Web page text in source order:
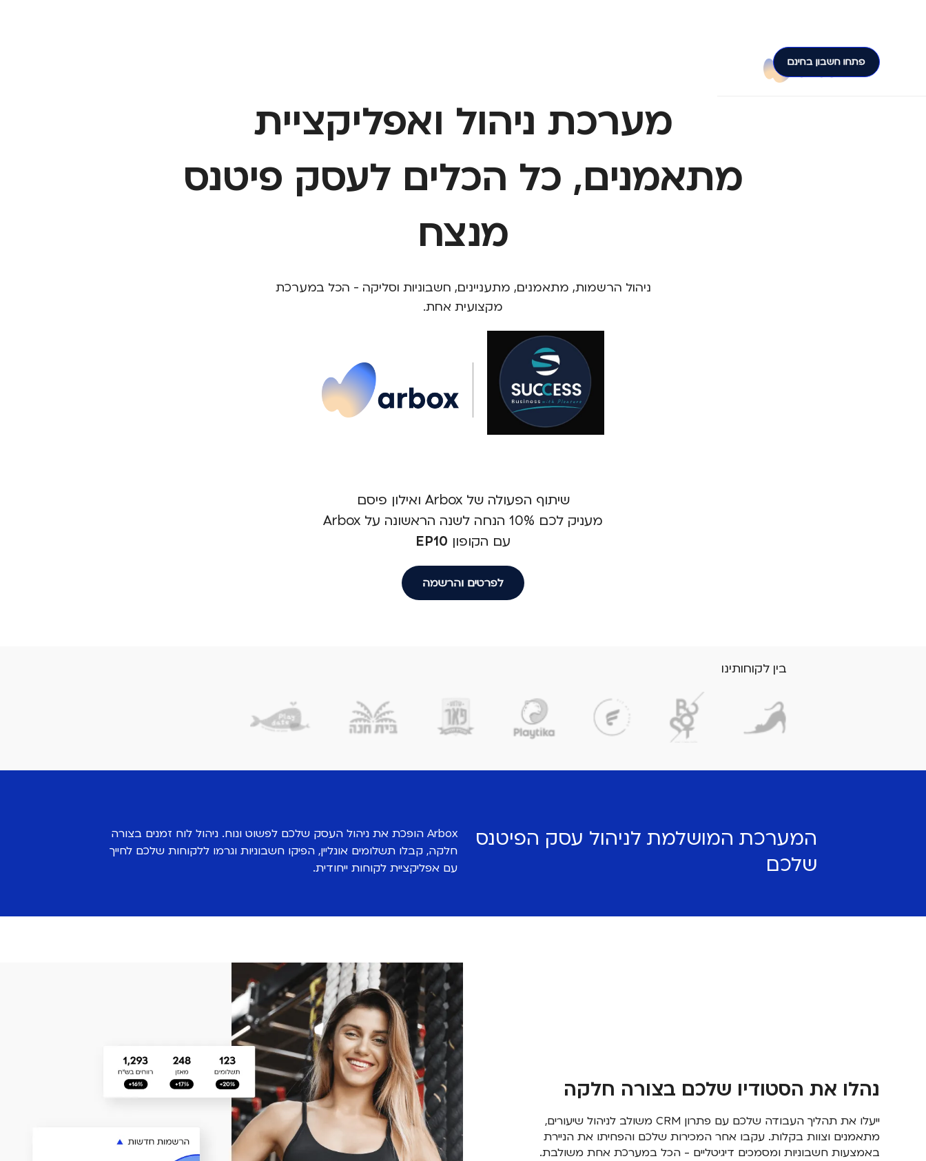
פתחו חשבון בחינם
מערכת ניהול ואפליקציית
מתאמנים, כל הכלים לעסק פיטנס
מנצח
ניהול הרשמות, מתאמנים, מתעניינים, חשבוניות וסליקה - הכל במערכת
מקצועית אחת.
שיתוף הפעולה של Arbox ואילון פיסם
מעניק לכם 10% הנחה לשנה הראשונה על Arbox
עם הקופון EP10
לפרטים והרשמה
בין לקוחותינו
המערכת המושלמת לניהול עסק הפיטנס
שלכם
Arbox הופכת את ניהול העסק שלכם לפשוט ונוח. ניהול לוח זמנים בצורה
חלקה, קבלו תשלומים אונליין, הפיקו חשבוניות וגרמו ללקוחות שלכם לחייך
עם אפליקציית לקוחות ייחודית.
נהלו את הסטודיו שלכם בצורה חלקה
ייעלו את תהליך העבודה שלכם עם פתרון CRM משולב לניהול שיעורים,
מתאמנים וצוות בקלות. עקבו אחר המכירות שלכם והפחיתו את הניירת
באמצעות חשבוניות ומסמכים דיגיטליים - הכל במערכת אחת משולבת.